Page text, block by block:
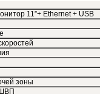
11”+ Ethernet + USB
зоны